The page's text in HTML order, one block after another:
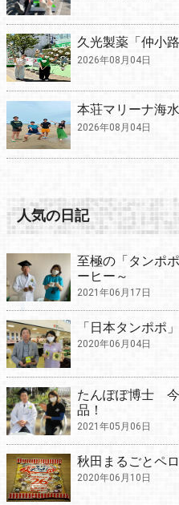
久光製薬「仲小
2026年08月04日
本荘マリーナ海
2026年08月04日
人気の日記
至極の「タンポ
ーヒー～
2021年06月17日
「日本タンポポ
2020年06月04日
たんぽぽ博士
品！
2021年05月06日
秋田まるごとペ
2020年06月10日